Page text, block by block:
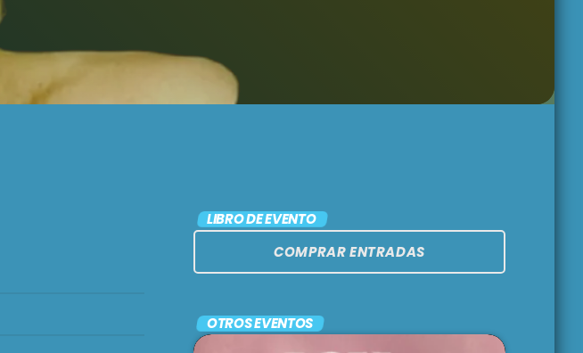
CLUB
LIBRO DE EVENTO
COMPRAR ENTRADAS
OTROS EVENTOS